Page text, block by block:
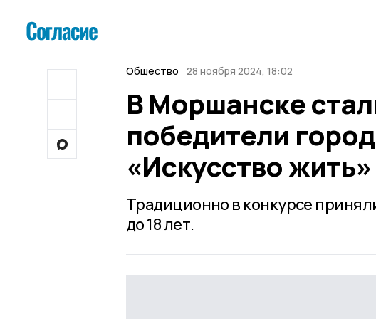
Общество 28 ноября 2024, 18:02
В Моршанске
победители
«Искусство жить»
Традиционно в конкурсе
до 18 лет.